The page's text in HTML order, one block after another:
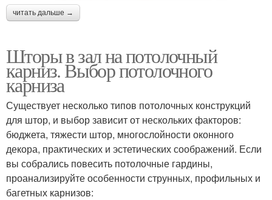
читать дальше →
Шторы в зал на потолочный
карниз. Выбор потолочного
карниза
Существует несколько типов потолочных конструкций
для штор, и выбор зависит от нескольких факторов:
бюджета, тяжести штор, многослойности оконного
декора, практических и эстетических соображений. Если
вы собрались повесить потолочные гардины,
проанализируйте особенности струнных, профильных и
багетных карнизов: